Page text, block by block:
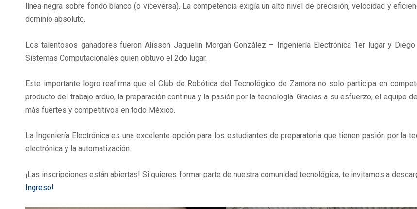
línea negra sobre fondo blanco (o viceversa). La competencia exigía un alto nivel de precisión, velocidad y
dominio absoluto.
Los talentosos ganadores fueron Alisson Jaquelin Morgan González – Ingeniería Electrónica 1er lugar y
Sistemas Computacionales quien obtuvo el 2do lugar.
Este importante logro reafirma que el Club de Robótica del Tecnológico de Zamora no solo participa en
producto del trabajo arduo, la preparación continua y la pasión por la tecnología. Gracias a su esfuerzo, el equipo
más fuertes y competitivos en todo México.
La Ingeniería Electrónica es una excelente opción para los estudiantes de preparatoria que tienen pasión por la
electrónica y la automatización.
¡Las inscripciones están abiertas! Si quieres formar parte de nuestra comunidad tecnológica, te invitamos a
Ingreso!